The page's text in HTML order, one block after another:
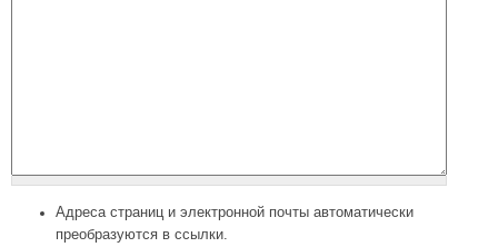
Адреса страниц и электронной почты автоматически
преобразуются в ссылки.